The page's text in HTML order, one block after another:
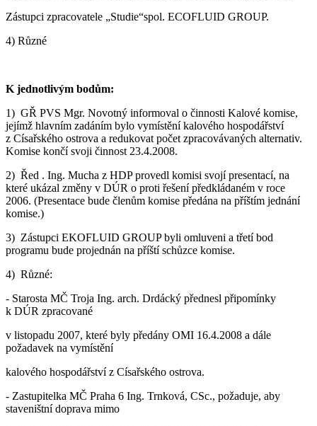
Zástupci zpracovatele „Studie“spol. ECOFLUID GROUP.
4) Různé
K jednotlivým bodům:
1) GŘ PVS Mgr. Novotný informoval o činnosti Kalové komise,
jejímž hlavním zadáním bylo vymístění kalového hospodářství
z Císařského ostrova a redukovat počet zpracovávaných alternativ.
Komise končí svoji činnost 23.4.2008.
2) Řed . Ing. Mucha z HDP provedl komisi svojí presentací, na
které ukázal změny v DÚR o proti řešení předkládaném v roce
2006. (Presentace bude členům komise předána na příštím jednání
komise.)
3) Zástupci EKOFLUID GROUP byli omluveni a třetí bod
programu bude projednán na příští schůzce komise.
4) Různé:
- Starosta MČ Troja Ing. arch. Drdácký přednesl připomínky
k DÚR zpracované
v listopadu 2007, které byly předány OMI 16.4.2008 a dále
požadavek na vymístění
kalového hospodářství z Císařského ostrova.
- Zastupitelka MČ Praha 6 Ing. Trnková, CSc., požaduje, aby
staveništní doprava mimo